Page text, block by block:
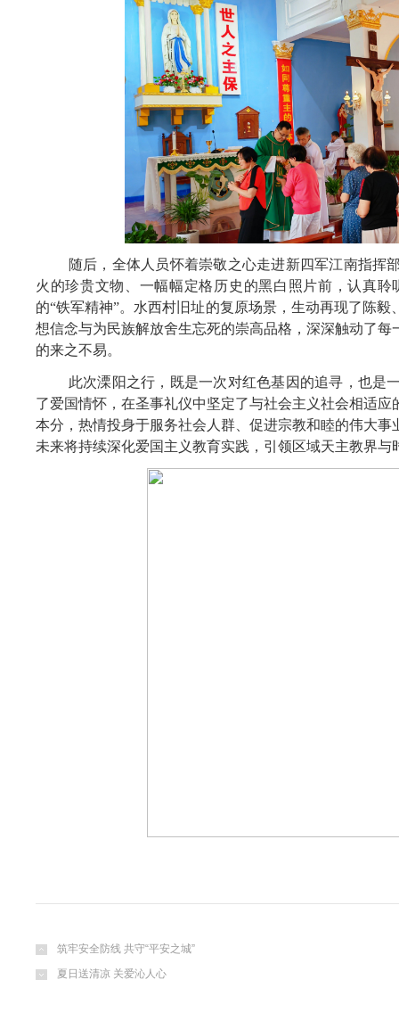
随后，全体人员怀着崇敬之心走进新四军江南指挥
火的珍贵文物、一幅幅定格历史的黑白照片前，认真
的“铁军精神”。水西村旧址的复原场景，生动再现了陈
想信念与为民族解放舍生忘死的崇高品格，深深触动了
的来之不易。
此次溧阳之行，既是一次对红色基因的追寻，也是
了爱国情怀，在圣事礼仪中坚定了与社会主义社会相适
本分，热情投身于服务社会人群、促进宗教和睦的伟大
未来将持续深化爱国主义教育实践，引领区域天主教界
筑牢安全防线 共守“平安之城”
夏日送清凉 关爱沁人心